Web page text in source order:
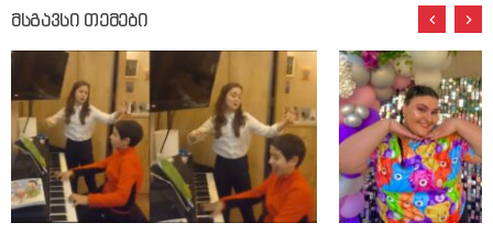
მსგავსი თემები